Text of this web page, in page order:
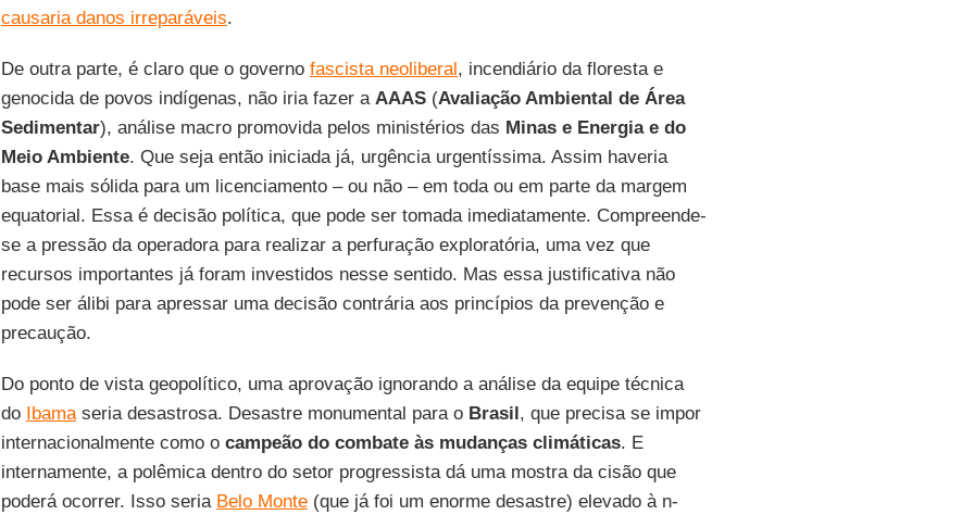
causaria danos irreparáveis.
De outra parte, é claro que o governo fascista neoliberal, incendiário da floresta e
genocida de povos indígenas, não iria fazer a AAAS(Avaliação Ambiental de Área
Sedimentar), análise macro promovida pelos ministérios das Minas e Energia e do
Meio Ambiente. Que seja então iniciada já, urgência urgentíssima. Assim haveria
base mais sólida para um licenciamento – ou não – em toda ou em parte da margem
equatorial. Essa é decisão política, que pode ser tomada imediatamente. Compreende-
se a pressão da operadora para realizar a perfuração exploratória, uma vez que
recursos importantes já foram investidos nesse sentido. Mas essa justificativa não
pode ser álibi para apressar uma decisão contrária aos princípios da prevenção e
precaução.
Do ponto de vista geopolítico, uma aprovação ignorando a análise da equipe técnica
do Ibamaseria desastrosa. Desastre monumental para o Brasil, que precisa se impor
internacionalmente como o campeão do combate às mudanças climáticas. E
internamente, a polêmica dentro do setor progressista dá uma mostra da cisão que
poderá ocorrer. Isso seria Belo Monte(que já foi um enorme desastre) elevado à n-